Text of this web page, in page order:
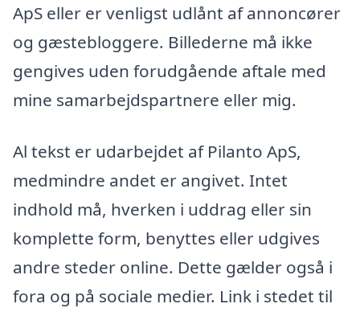
ApS eller er venligst udlånt af annoncører
og gæstebloggere. Billederne må ikke
gengives uden forudgående aftale med
mine samarbejdspartnere eller mig.
Al tekst er udarbejdet af Pilanto ApS,
medmindre andet er angivet. Intet
indhold må, hverken i uddrag eller sin
komplette form, benyttes eller udgives
andre steder online. Dette gælder også i
fora og på sociale medier. Link i stedet til